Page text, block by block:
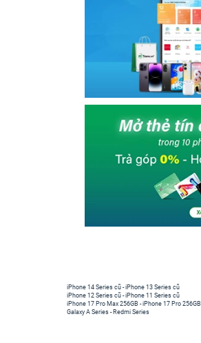
iPhone 14 Series cũ -iPhone 13 Series cũ
iPhone 12 Series cũ -iPhone 11 Series cũ
iPhone 17 Pro Max 256GB -iPhone 17 Pro 256GB
Galaxy A Series - Redmi Series